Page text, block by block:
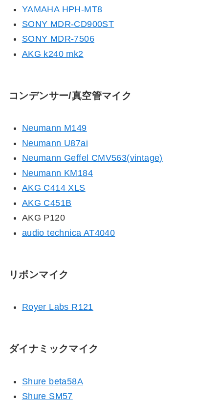
YAMAHA HPH-MT8
SONY MDR-CD900ST
SONY MDR-7506
AKG k240 mk2
コンデンサー/真空管マイク
Neumann M149
Neumann U87ai
Neumann Geffel CMV563(vintage)
Neumann KM184
AKG C414 XLS
AKG C451B
AKG P120
audio technica AT4040
リボンマイク
Royer Labs R121
ダイナミックマイク
Shure beta58A
Shure SM57